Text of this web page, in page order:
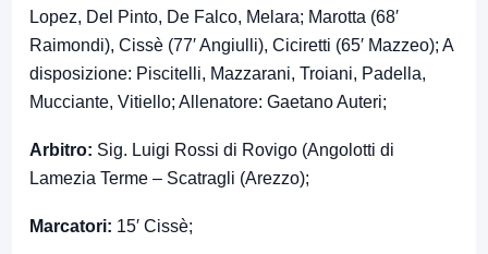
Lopez, Del Pinto, De Falco, Melara; Marotta (68′
Raimondi), Cissè (77′ Angiulli), Ciciretti (65′ Mazzeo); A
disposizione: Piscitelli, Mazzarani, Troiani, Padella,
Mucciante, Vitiello; Allenatore: Gaetano Auteri;
Arbitro: Sig. Luigi Rossi di Rovigo (Angolotti di
Lamezia Terme – Scatragli (Arezzo);
Marcatori: 15′ Cissè;